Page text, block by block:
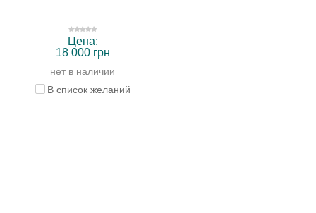
Цена:
18 000 грн
нет в наличии
В список желаний